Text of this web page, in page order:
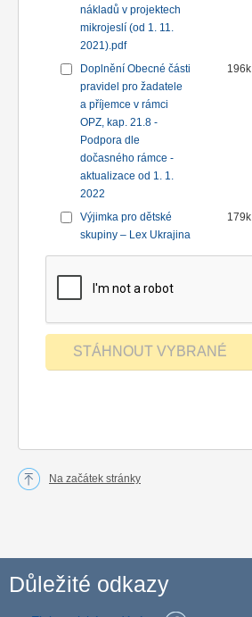
nákladů v projektech
mikrojeslí (od 1. 11.
2021).pdf
Doplnění Obecné části
pravidel pro žadatele
a příjemce v rámci
OPZ, kap. 21.8 -
Podpora dle
dočasného rámce -
aktualizace od 1. 1.
2022
196k
Výjimka pro dětské
skupiny – Lex Ukrajina
179k
Na začátek stránky
Důležité odkazy